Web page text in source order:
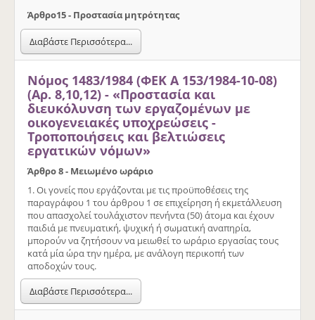
Άρθρο15 - Προστασία μητρότητας
Διαβάστε Περισσότερα...
Νόμος 1483/1984 (ΦΕΚ Α 153/1984-10-08)
(Αρ. 8,10,12) - «Προστασία και
διευκόλυνση των εργαζομένων με
οικογενειακές υποχρεώσεις -
Τροποποιήσεις και βελτιώσεις
εργατικών νόμων»
Άρθρο 8 - Μειωμένο ωράριο
1. Οι γονείς που εργάζονται με τις προϋποθέσεις της
παραγράφου 1 του άρθρου 1 σε επιχείρηση ή εκμετάλλευση
που απασχολεί τουλάχιστον πενήντα (50) άτομα και έχουν
παιδιά με πνευματική, ψυχική ή σωματική αναπηρία,
μπορούν να ζητήσουν να μειωθεί το ωράριο εργασίας τους
κατά μία ώρα την ημέρα, με ανάλογη περικοπή των
αποδοχών τους.
Διαβάστε Περισσότερα...